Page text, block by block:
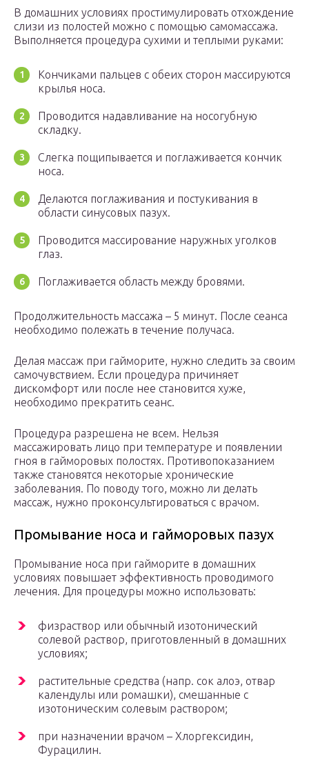
В домашних условиях простимулировать отхождение
слизи из полостей можно с помощью самомассажа.
Выполняется процедура сухими и теплыми руками:
Кончиками пальцев с обеих сторон массируются
крылья носа.
Проводится надавливание на носогубную
складку.
Слегка пощипывается и поглаживается кончик
носа.
Делаются поглаживания и постукивания в
области синусовых пазух.
Проводится массирование наружных уголков
глаз.
Поглаживается область между бровями.
Продолжительность массажа – 5 минут. После сеанса
необходимо полежать в течение получаса.
Делая массаж при гайморите, нужно следить за своим
самочувствием. Если процедура причиняет
дискомфорт или после нее становится хуже,
необходимо прекратить сеанс.
Процедура разрешена не всем. Нельзя
массажировать лицо при температуре и появлении
гноя в гайморовых полостях. Противопоказанием
также становятся некоторые хронические
заболевания. По поводу того, можно ли делать
массаж, нужно проконсультироваться с врачом.
Промывание носа и гайморовых пазух
Промывание носа при гайморите в домашних
условиях повышает эффективность проводимого
лечения. Для процедуры можно использовать:
физраствор или обычный изотонический
солевой раствор, приготовленный в домашних
условиях;
растительные средства (напр. сок алоэ, отвар
календулы или ромашки), смешанные с
изотоническим солевым раствором;
при назначении врачом – Хлоргексидин,
Фурацилин.